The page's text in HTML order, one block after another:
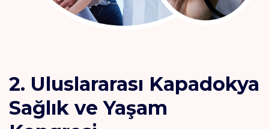
2. Uluslararası Kapadokya
Sağlık ve Yaşam